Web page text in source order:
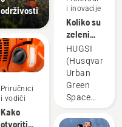
održivosti
Priručnici
i vodiči
Kako
otvoriti
i inovacije
Koliko su
zeleni
gradovi u
svijetu?
HUGSI
(Husqvarna
Urban
Green
Space
(Indeks